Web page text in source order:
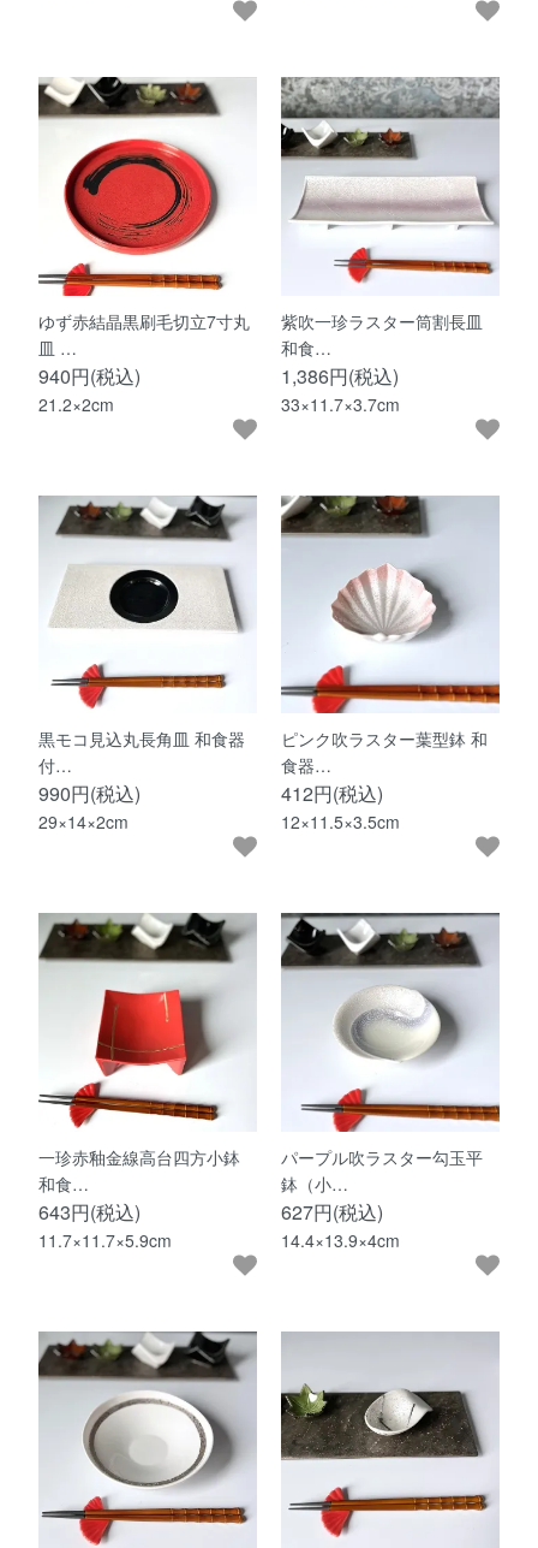
ゆず赤結晶黒刷毛切立7寸丸
皿 …
940円(税込)
21.2×2cm
紫吹一珍ラスター筒割長皿
和食…
1,386円(税込)
33×11.7×3.7cm
黒モコ見込丸長角皿 和食器
付…
990円(税込)
29×14×2cm
ピンク吹ラスター葉型鉢 和
食器…
412円(税込)
12×11.5×3.5cm
一珍赤釉金線高台四方小鉢
和食…
643円(税込)
11.7×11.7×5.9cm
パープル吹ラスター勾玉平
鉢（小…
627円(税込)
14.4×13.9×4cm